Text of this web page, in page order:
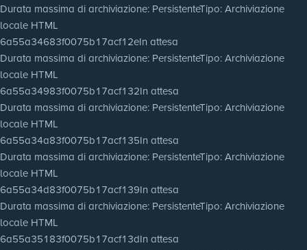
Durata massima di archiviazione: PersistenteTipo: Archiviazione
locale HTML
6a55a34683f0075b17acf12eIn attesa
Durata massima di archiviazione: PersistenteTipo: Archiviazione
locale HTML
6a55a34983f0075b17acf132In attesa
Durata massima di archiviazione: PersistenteTipo: Archiviazione
locale HTML
6a55a34a83f0075b17acf135In attesa
Durata massima di archiviazione: PersistenteTipo: Archiviazione
locale HTML
6a55a34d83f0075b17acf139In attesa
Durata massima di archiviazione: PersistenteTipo: Archiviazione
locale HTML
6a55a35183f0075b17acf13dIn attesa